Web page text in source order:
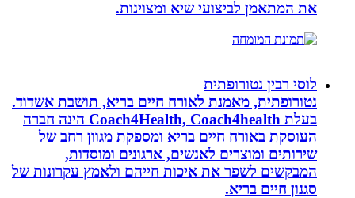
את המתאמן לביצועי שיא ומצוינות.
לוסי רבין נטורופתית
נטורופתית, מאמנת לאורח חיים בריא, תושבת אשדוד.
בעלת Coach4Health, Coach4health הינה חברה
העוסקת באורח חיים בריא ומספקת מגוון רחב של
שירותים ומוצרים לאנשים, ארגונים ומוסדות,
המבקשים לשפר את איכות חייהם ולאמץ עקרונות של
סגנון חיים בריא.